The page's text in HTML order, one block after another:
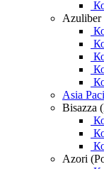
Asia
Bisazza
Azori